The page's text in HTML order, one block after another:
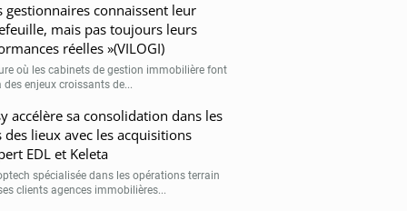
gestionnaires connaissent leur
mais pas toujours leurs
réelles »(VILOGI)
où les cabinets de gestion immobilière font
des enjeux croissants de...
accélère sa consolidation dans les
des lieux avec les acquisitions
EDL et Keleta
spécialisée dans les opérations terrain
clients agences immobilières...